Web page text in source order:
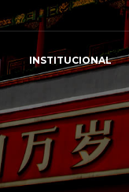
INSTITUCIONAL